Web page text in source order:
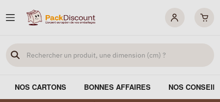
NOS CARTONS BONNES AFFAIRES NOS